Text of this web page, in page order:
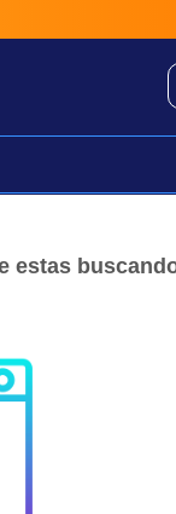
estas